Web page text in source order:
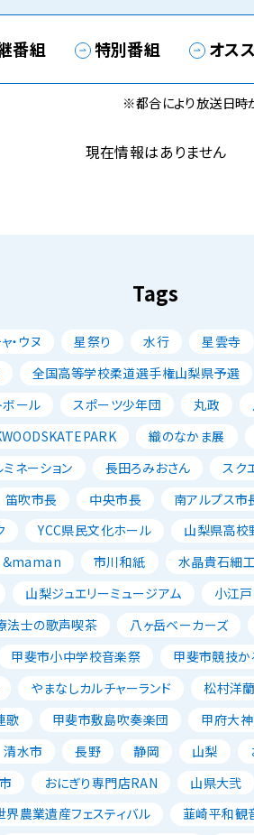
番組 特別番組 オス
※都合により放送日時
現在情報はありません
Tags
・ウヌ 星祭り 水行 星雲寺
全国高等学校柔道選手権山梨県予選
ボール スポーツ少年団 丸政
織のなかま展
ネーション 長田ろみおさん スク
笛吹市長 中央市長 南アルプス市
YCC県民文化ホール 山梨県高校
＆maman 市川和紙 水晶貴石細工
山梨ジュエリーミュージアム 小江
法士の歌声喫茶 八ヶ岳ベーカーズ
甲斐市小中学校音楽祭 甲斐市競技か
やまなしカルチャーランド 松村洋蘭
歌 甲斐市敷島吹奏楽団 甲府大
清水市 長野 静岡 山梨
おにぎり専門店RAN 山県大弐
界農業遺産フェスティバル 韮崎平和観